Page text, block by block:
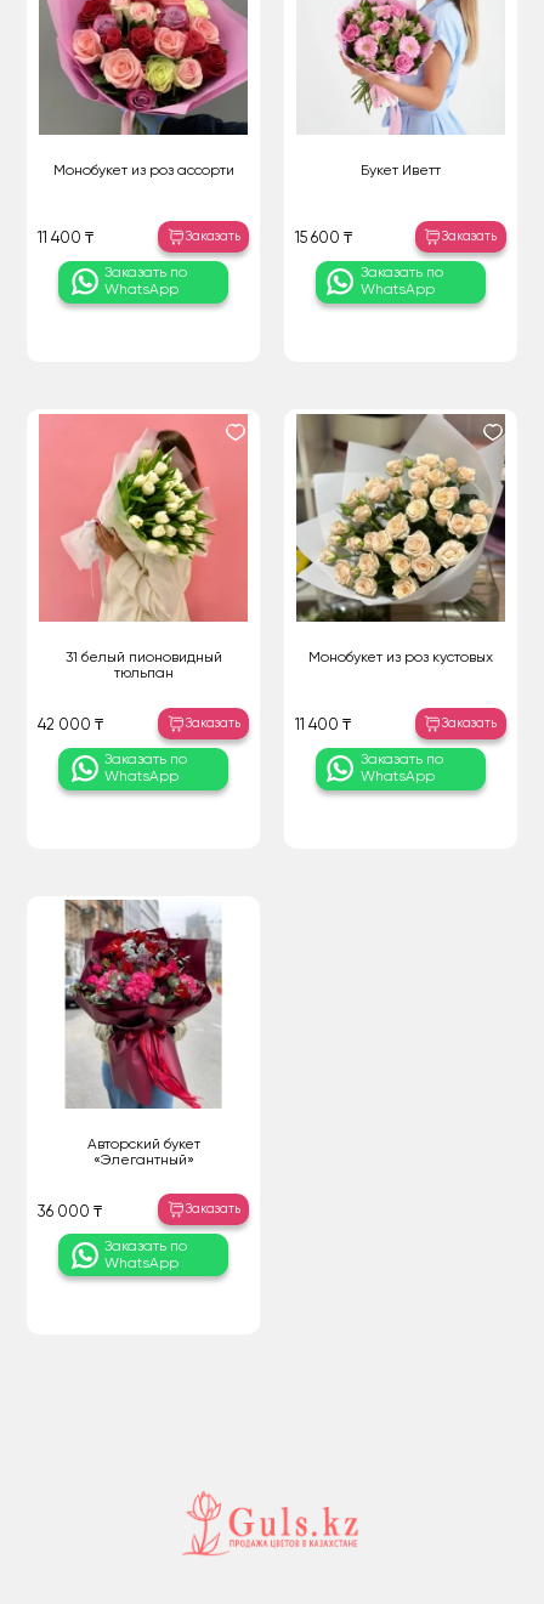
Монобукет из роз ассорти
11 400 ₸ Заказать
Заказать по
WhatsApp
Букет Иветт
15 600 ₸ Заказать
Заказать по
WhatsApp
31 белый пионовидный
тюльпан
42 000 ₸ Заказать
Заказать по
WhatsApp
Монобукет из роз кустовых
11 400 ₸ Заказать
Заказать по
WhatsApp
Авторский букет
«Элегантный»
36 000 ₸ Заказать
Заказать по
WhatsApp